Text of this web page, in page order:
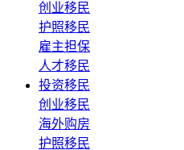
创业移民
护照移民
雇主担保
人才移民
投资移民
创业移民
海外购房
护照移民